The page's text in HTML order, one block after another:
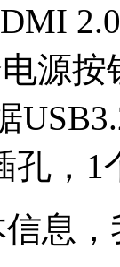
源按
，1
息